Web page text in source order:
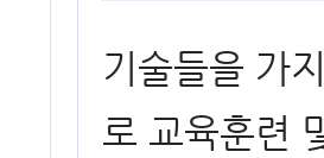
기술들을 가
로 교육훈련